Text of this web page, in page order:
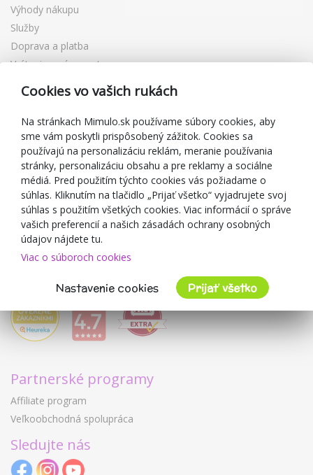
Výhody nákupu
Služby
Doprava a platba
Vrátenie a výmena tovaru
Reklamácia
Zľavové kupóny
Blog
O predajcovi
Mimulo.sk
Obchodné podmienky
Ochrana osobných údajov GDPR
Kontakty
Spolupracujeme
Partnerské programy
Affiliate program
Veľkoobchodná spolupráca
Sledujte nás
Cookies vo vašich rukách
Na stránkach Mimulo.sk používame súbory cookies, aby
sme vám poskytli prispôsobený zážitok. Cookies sa
používajú na personalizáciu reklám, meranie používania
stránky, personalizáciu obsahu a pre reklamy a sociálne
médiá. Pred použitím týchto cookies vás požiadame o
súhlas. Kliknutím na tlačidlo „Prijať všetko“ vyjadrujete svoj
súhlas s použitím všetkých cookies. Viac informácií o správe
vašich preferencií a našich zásadách ochrany osobných
údajov nájdete tu.
Viac o súboroch cookies
Nastavenie cookies Prijať všetko